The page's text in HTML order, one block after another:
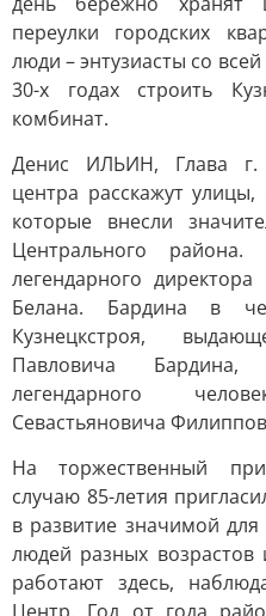
переулки городских
люди – энтузиасты со
30-х годах строить
комбинат.
Денис ИЛЬИН, Глава г.
центра расскажут
которые внесли
Центрального
легендарного
Белана. Бардина в
Кузнецкстроя,
Павловича
легендарного
Севастьяновича
На торжественный
случаю 85-летия
в развитие значимой
людей разных
работают здесь,